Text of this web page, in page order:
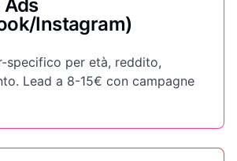
Ads
Instagram)
specifico per età, reddito,
Lead a 8-15€ con campagne